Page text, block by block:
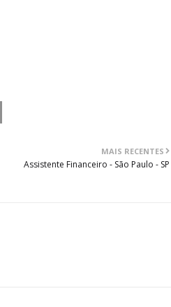
MAIS RECENTES
Assistente Financeiro - São Paulo - SP